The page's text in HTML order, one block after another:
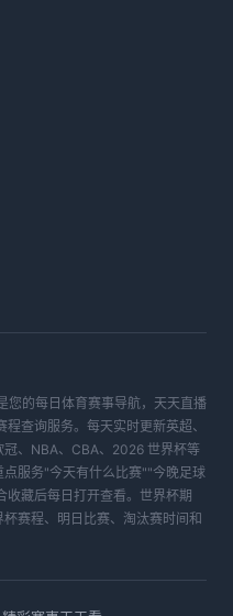
的每日体育赛事导航，天天直播
查询服务。每天实时更新英超、
、NBA、CBA、2026 世界杯等
服务"今天有什么比赛""今晚足球
藏后每日打开查看。世界杯期
赛程、明日比赛、淘汰赛时间和